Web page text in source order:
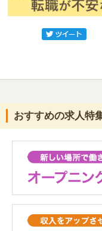
おすすめの求人特